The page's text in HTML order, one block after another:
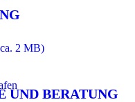
2 MB)
UND BERATUNG